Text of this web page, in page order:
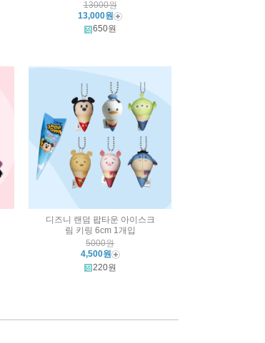
13000원
13,000원
650원
디즈니 랜덤 팝타운 아이스크
림 키링 6cm 1개입
5000원
4,500원
220원